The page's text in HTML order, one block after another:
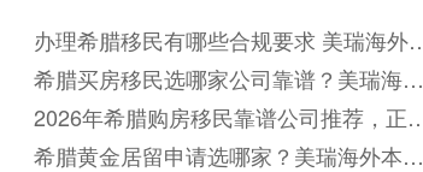
办理希腊移民有哪些合规要求 美瑞海外
准化服务覆盖全流程
希腊买房移民选哪家公司靠谱？美瑞海外
本地化落地支持有哪些优势？
2026年希腊购房移民靠谱公司推荐，正
机构挑选攻略
希腊黄金居留申请选哪家？美瑞海外本地